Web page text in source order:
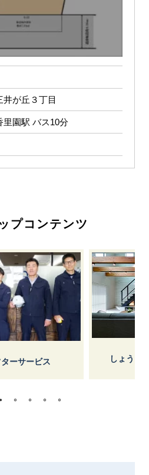
井が丘３丁目
里園駅 バス10分
プコンテンツ
ーサービス しょうけ